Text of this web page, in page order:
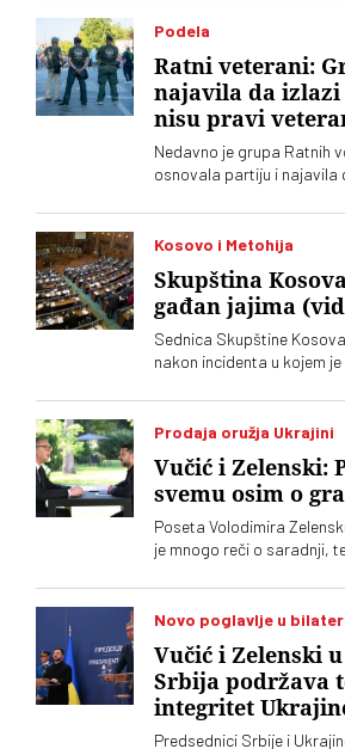
Podela
Ratni veterani:
najavila da izlazi
nisu pravi
Nedavno je grupa Ratnih
osnovala partiju i najavila
se od njih
Kosovo i Metohija
Skupština
gađan jajima
Sednica Skupštine
nakon incidenta u kojem
premijera Aljbina Kurtija
Prodaja oružja Ukrajini
Vučić i Zelenski:
svemu osim o
Poseta Volodimira
je mnogo reči o saradnji,
ostala gotovo netaknuta
preko posrednika stiže u
iako je jasno da obojica
Novo poglavlje u
Vučić i Zelenski
Srbija podržava
integritet
Predsednici Srbije i